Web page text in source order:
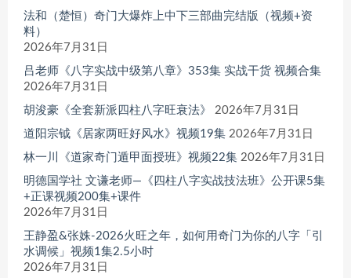
法和（楚恒）奇门大爆炸上中下三部曲完结版（视频+资
料）
2026年7月31日
吕老师《八字实战中级第八章》353集 实战干货 视频合集
2026年7月31日
胡浚豪《全套新派四柱八字旺衰法》
2026年7月31日
道阳宗钺《居家两旺好风水》视频19集 2026年7月31日
林一川《道家奇门遁甲面授班》视频22集 2026年7月31日
明德国学社 文谦老师—《四柱八字实战技法班》公开课5集
+正课视频200集+课件
2026年7月31日
王静盈&张姝-2026火旺之年，如何用奇门为你的八字「引
水调候」视频1集2.5小时
2026年7月31日